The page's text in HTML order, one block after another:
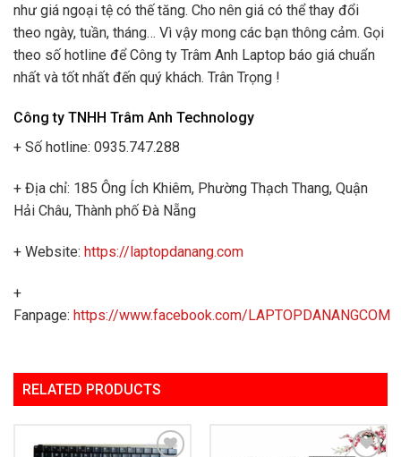
như giá ngoại tệ có thế tăng. Cho nên giá có thể thay đổi
theo ngày, tuần, tháng… Vì vậy mong các bạn thông cảm. Gọi
theo số hotline để Công ty Trâm Anh Laptop báo giá chuẩn
nhất và tốt nhất đến quý khách. Trân Trọng !
Công ty TNHH Trâm Anh Technology
+ Số hotline: 0935.747.288
+ Địa chỉ: 185 Ông Ích Khiêm, Phường Thạch Thang, Quận
Hải Châu, Thành phố Đà Nẵng
+ Website: https://laptopdanang.com
+
Fanpage: https://www.facebook.com/LAPTOPDANANGCOM
RELATED PRODUCTS